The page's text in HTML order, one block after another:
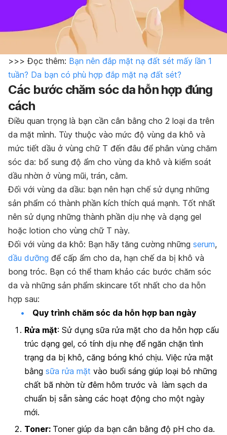
>>> Đọc thêm: Bạn nên đắp mặt nạ đất sét mấy lần 1
tuần? Da bạn có phù hợp đắp mặt nạ đất sét?
Các bước chăm sóc da hỗn hợp đúng
cách
Điều quan trọng là bạn cần cân bằng cho 2 loại da trên
da mặt mình. Tùy thuộc vào mức độ vùng da khô và
mức tiết dầu ở vùng chữ T đến đâu để phân vùng chăm
sóc da: bổ sung độ ẩm cho vùng da khô và kiểm soát
dầu nhờn ở vùng mũi, trán, cằm.
Đối với vùng da dầu: bạn nên hạn chế sử dụng những
sản phẩm có thành phần kích thích quá mạnh. Tốt nhất
nên sử dụng những thành phần dịu nhẹ và dạng gel
hoặc lotion cho vùng chữ T này.
Đối với vùng da khô: Bạn hãy tăng cường những serum,
dầu dưỡng để cấp ẩm cho da, hạn chế da bị khô và
bong tróc. Bạn có thể tham khảo các bước chăm sóc
da và những sản phẩm skincare tốt nhất cho da hỗn
hợp sau:
Quy trình chăm sóc da hỗn hợp ban ngày
Rửa mặt: Sử dụng sữa rửa mặt cho da hỗn hợp cấu
trúc dạng gel, có tính dịu nhẹ để ngăn chặn tình
trạng da bị khô, căng bóng khó chịu. Việc rửa mặt
bằng sữa rửa mặt vào buổi sáng giúp loại bỏ những
chất bã nhờn từ đêm hôm trước và làm sạch da
chuẩn bị sẵn sàng các hoạt động cho một ngày
mới.
Toner: Toner giúp da bạn cân bằng độ pH cho da.